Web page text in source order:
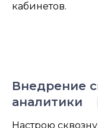
кабинетов.
Внедрение
аналитики
Настрою